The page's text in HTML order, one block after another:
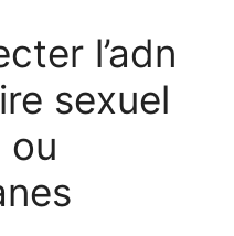
l’adn
sexuel
ou